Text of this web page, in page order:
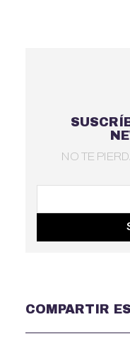
NO TE
COMPARTIR